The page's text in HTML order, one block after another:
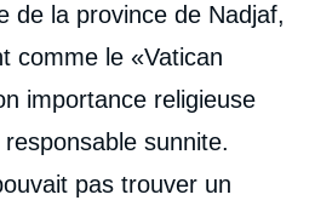
de la province de Nadjaf,
comme le «Vatican
importance religieuse
sunnite.
pas trouver un